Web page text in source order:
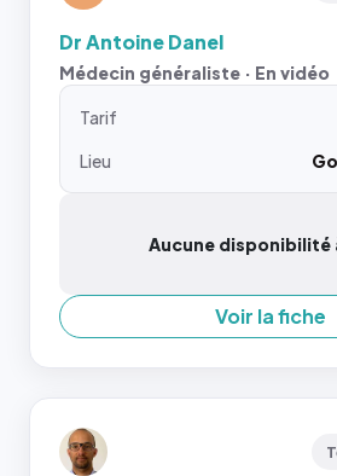
Dr Antoine Danel
Médecin généraliste · En vidéo
Tarif
Lieu
Aucune disponibilité
Voir la fiche